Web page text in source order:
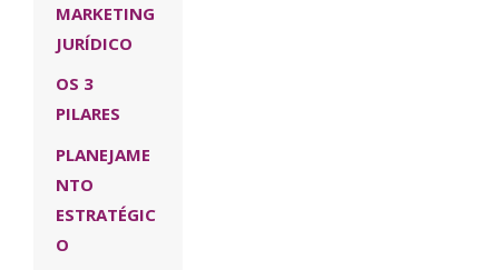
MARKETING
JURÍDICO
OS 3
PILARES
PLANEJAME
NTO
ESTRATÉGIC
O